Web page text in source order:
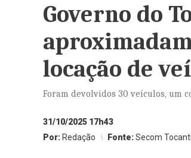
Governo do
locação de
Foram devolvidos 30 veículos, um
31/10/2025 17h43
Por: Redação Fonte:Secom